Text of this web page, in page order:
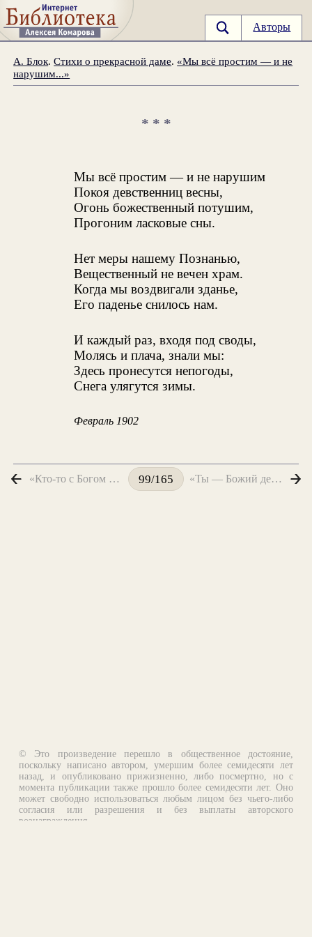
Авторы
А. Блок.Стихи о прекрасной даме. «Мы всё простим — и не
нарушим...»
* * *
Мы всё простим — и не нарушим
Покоя девственниц весны,
Огонь божественный потушим,
Прогоним ласковые сны.
Нет меры нашему Познанью,
Вещественный не вечен храм.
Когда мы воздвигали зданье,
Его паденье снилось нам.
И каждый раз, входя под своды,
Молясь и плача, знали мы:
Здесь пронесутся непогоды,
Снега улягутся зимы.
Февраль 1902
«Кто-то с Богом шепчется...» 99/165 «Ты — Божий день. Мои мечты...»
© Это произведение перешло в общественное достояние,
поскольку написано автором, умершим более семидесяти лет
назад, и опубликовано прижизненно, либо посмертно, но с
момента публикации также прошло более семидесяти лет. Оно
может свободно использоваться любым лицом без чьего-либо
согласия или разрешения и без выплаты авторского
вознаграждения.